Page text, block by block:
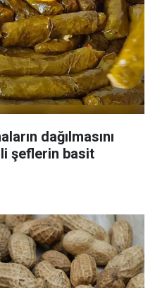
dağılmasını
şeflerin basit